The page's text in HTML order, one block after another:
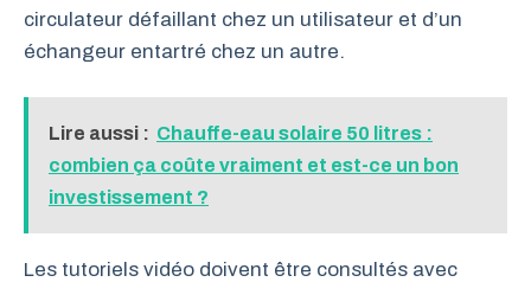
circulateur défaillant chez un utilisateur et d’un
échangeur entartré chez un autre.
Lire aussi : Chauffe-eau solaire 50 litres :
combien ça coûte vraiment et est-ce un bon
investissement ?
Les tutoriels vidéo doivent être consultés avec